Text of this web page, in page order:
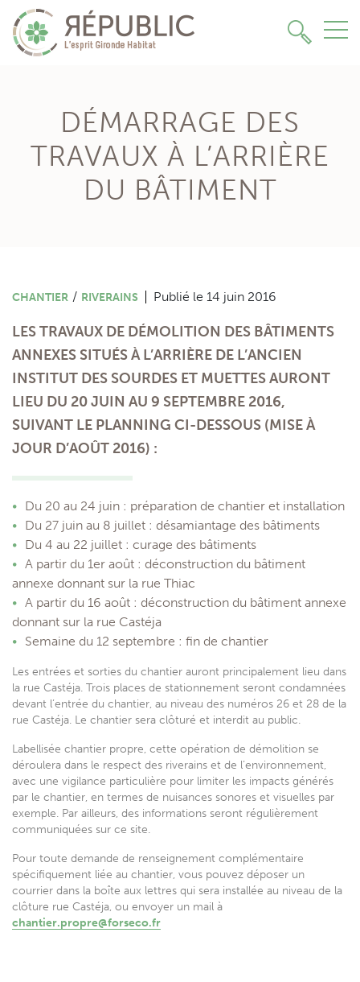
ESPACE PRESSE
ESPACE RIVERAINS
ACTUALITÉS
DÉMARRAGE DES
TRAVAUX À L’ARRIÈRE
DU BÂTIMENT
CHANTIER / RIVERAINS Publié le 14 juin 2016
LES TRAVAUX DE DÉMOLITION DES BÂTIMENTS
ANNEXES SITUÉS À L’ARRIÈRE DE L’ANCIEN
INSTITUT DES SOURDES ET MUETTES AURONT
LIEU DU 20 JUIN AU 9 SEPTEMBRE 2016,
SUIVANT LE PLANNING CI-DESSOUS (MISE À
JOUR D’AOÛT 2016) :
Du 20 au 24 juin : préparation de chantier et installation
Du 27 juin au 8 juillet : désamiantage des bâtiments
Du 4 au 22 juillet : curage des bâtiments
A partir du 1er août : déconstruction du bâtiment
annexe donnant sur la rue Thiac
A partir du 16 août : déconstruction du bâtiment annexe
donnant sur la rue Castéja
Semaine du 12 septembre : fin de chantier
Les entrées et sorties du chantier auront principalement lieu dans
la rue Castéja. Trois places de stationnement seront condamnées
devant l’entrée du chantier, au niveau des numéros 26 et 28 de la
rue Castéja. Le chantier sera clôturé et interdit au public.
Labellisée chantier propre, cette opération de démolition se
déroulera dans le respect des riverains et de l’environnement,
avec une vigilance particulière pour limiter les impacts générés
par le chantier, en termes de nuisances sonores et visuelles par
exemple. Par ailleurs, des informations seront régulièrement
communiquées sur ce site.
Pour toute demande de renseignement complémentaire
spécifiquement liée au chantier, vous pouvez déposer un
courrier dans la boîte aux lettres qui sera installée au niveau de la
clôture rue Castéja, ou envoyer un mail à
chantier.propre@forseco.fr